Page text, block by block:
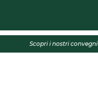
Scopri i nostri convegni